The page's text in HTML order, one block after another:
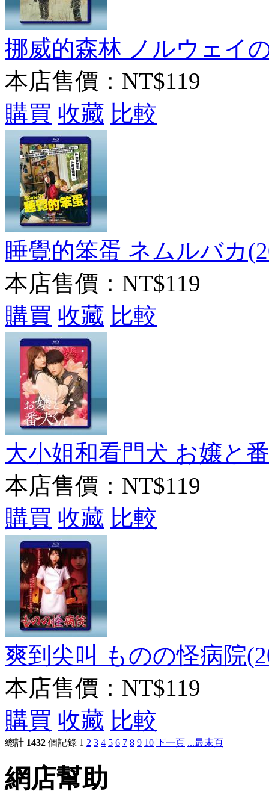
挪威的森林 ノルウェイ
本店售價： NT$119
購買 收藏 比較
睡覺的笨蛋 ネムルバカ
本店售價： NT$119
購買 收藏 比較
大小姐和看門犬 お嬢と
本店售價： NT$119
購買 收藏 比較
爽到尖叫 ものの怪病院
本店售價： NT$119
購買 收藏 比較
總計 1432 個記錄 1 2 3 4 5 6 7 8 9 10 下一頁 ...最末頁
網店幫助